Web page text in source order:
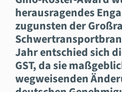
herausragendes
zugunsten der
Jahr entschied sich
GST, da sie
wegweisenden